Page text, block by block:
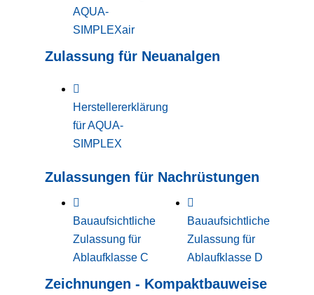
AQUA-
SIMPLEXair
Zulassung für Neuanalgen
Herstellererklärung
für AQUA-
SIMPLEX
Zulassungen für Nachrüstungen
Bauaufsichtliche
Zulassung für
Ablaufklasse C
Bauaufsichtliche
Zulassung für
Ablaufklasse D
Zeichnungen - Kompaktbauweise